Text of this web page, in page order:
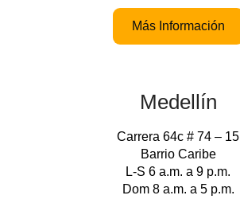
Más Información
Medellín
Carrera 64c # 74 – 15
Barrio Caribe
L-S 6 a.m. a 9 p.m.
Dom 8 a.m. a 5 p.m.